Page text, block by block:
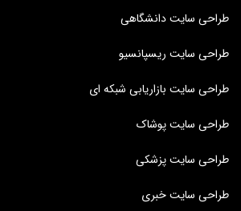
طراحی سایت دانشگاهی
طراحی سایت ریسپانسیو
طراحی سایت بازاریابی شبکه ای
طراحی سایت پوشاک
طراحی سایت پزشکی
طراحی سایت خبری